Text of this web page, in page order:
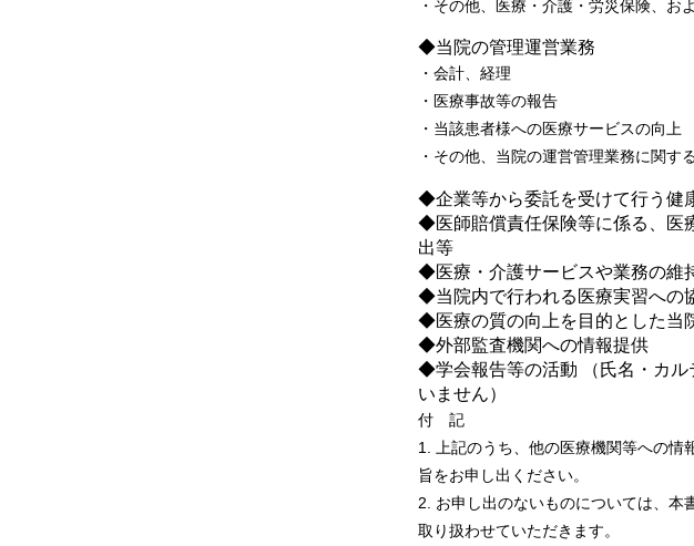
・その他、医療・介護・労災保険、
◆当院の管理運営業務
・会計、経理
・医療事故等の報告
・当該患者様への医療サービスの向上
・その他、当院の運営管理業務に関す
◆企業等から委託を受けて行う健
◆医師賠償責任保険等に係る、医
出等
◆医療・介護サービスや業務の維
◆当院内で行われる医療実習への
◆医療の質の向上を目的とした当
◆外部監査機関への情報提供
◆学会報告等の活動 （氏名・カル
いません）
付 記
1. 上記のうち、他の医療機関等への情
旨をお申し出ください。
2. お申し出のないものについては、本
取り扱わせていただきます。